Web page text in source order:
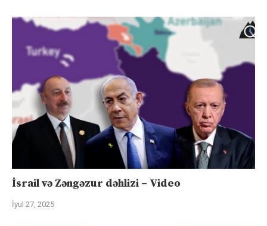
İsrail və Zəngəzur dəhlizi – Video
İyul 27, 2025